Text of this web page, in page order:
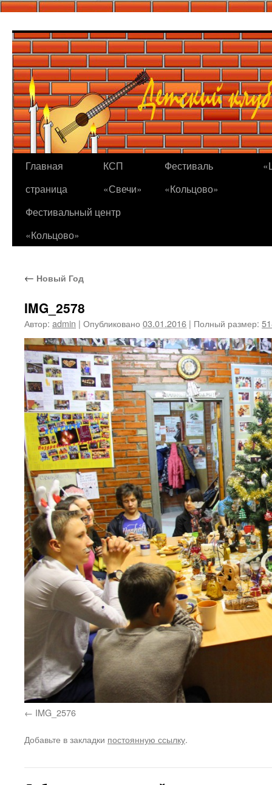
содержимому
Главная
страница
КСП
«Свечи»
Фестиваль
«Кольцово»
Фестивальный центр
«Кольцово»
← Новый Год
IMG_2578
Автор: admin | Опубликовано 03.01.2016 | Полный размер:
IMG_2576
Добавьте в закладки постоянную ссылку.